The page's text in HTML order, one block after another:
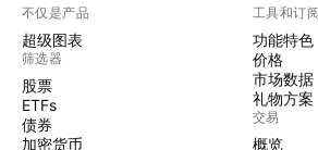
不仅是产品
超级图表
筛选器
股票
ETFs
债券
加密货币
工具和订阅
功能特色
价格
市场数据
礼物方案
交易
概览